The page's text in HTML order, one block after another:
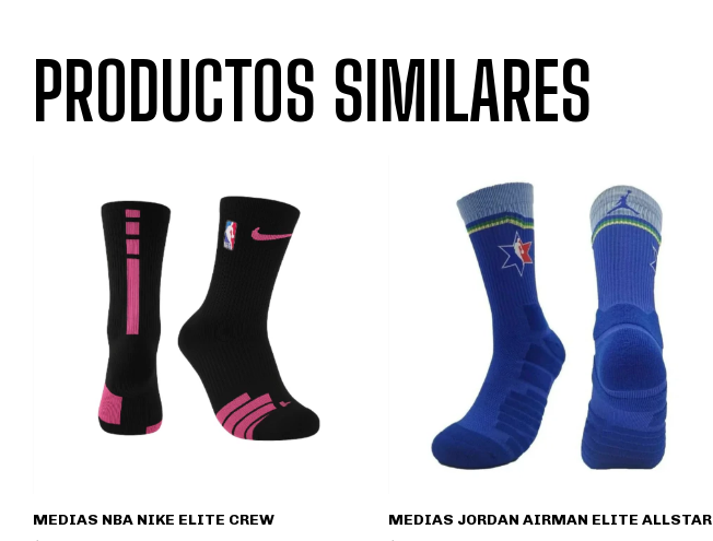
PRODUCTOS SIMILARES
MEDIAS NBA NIKE ELITE CREW
MEDIAS JORDAN AIRMAN ELITE ALLSTAR